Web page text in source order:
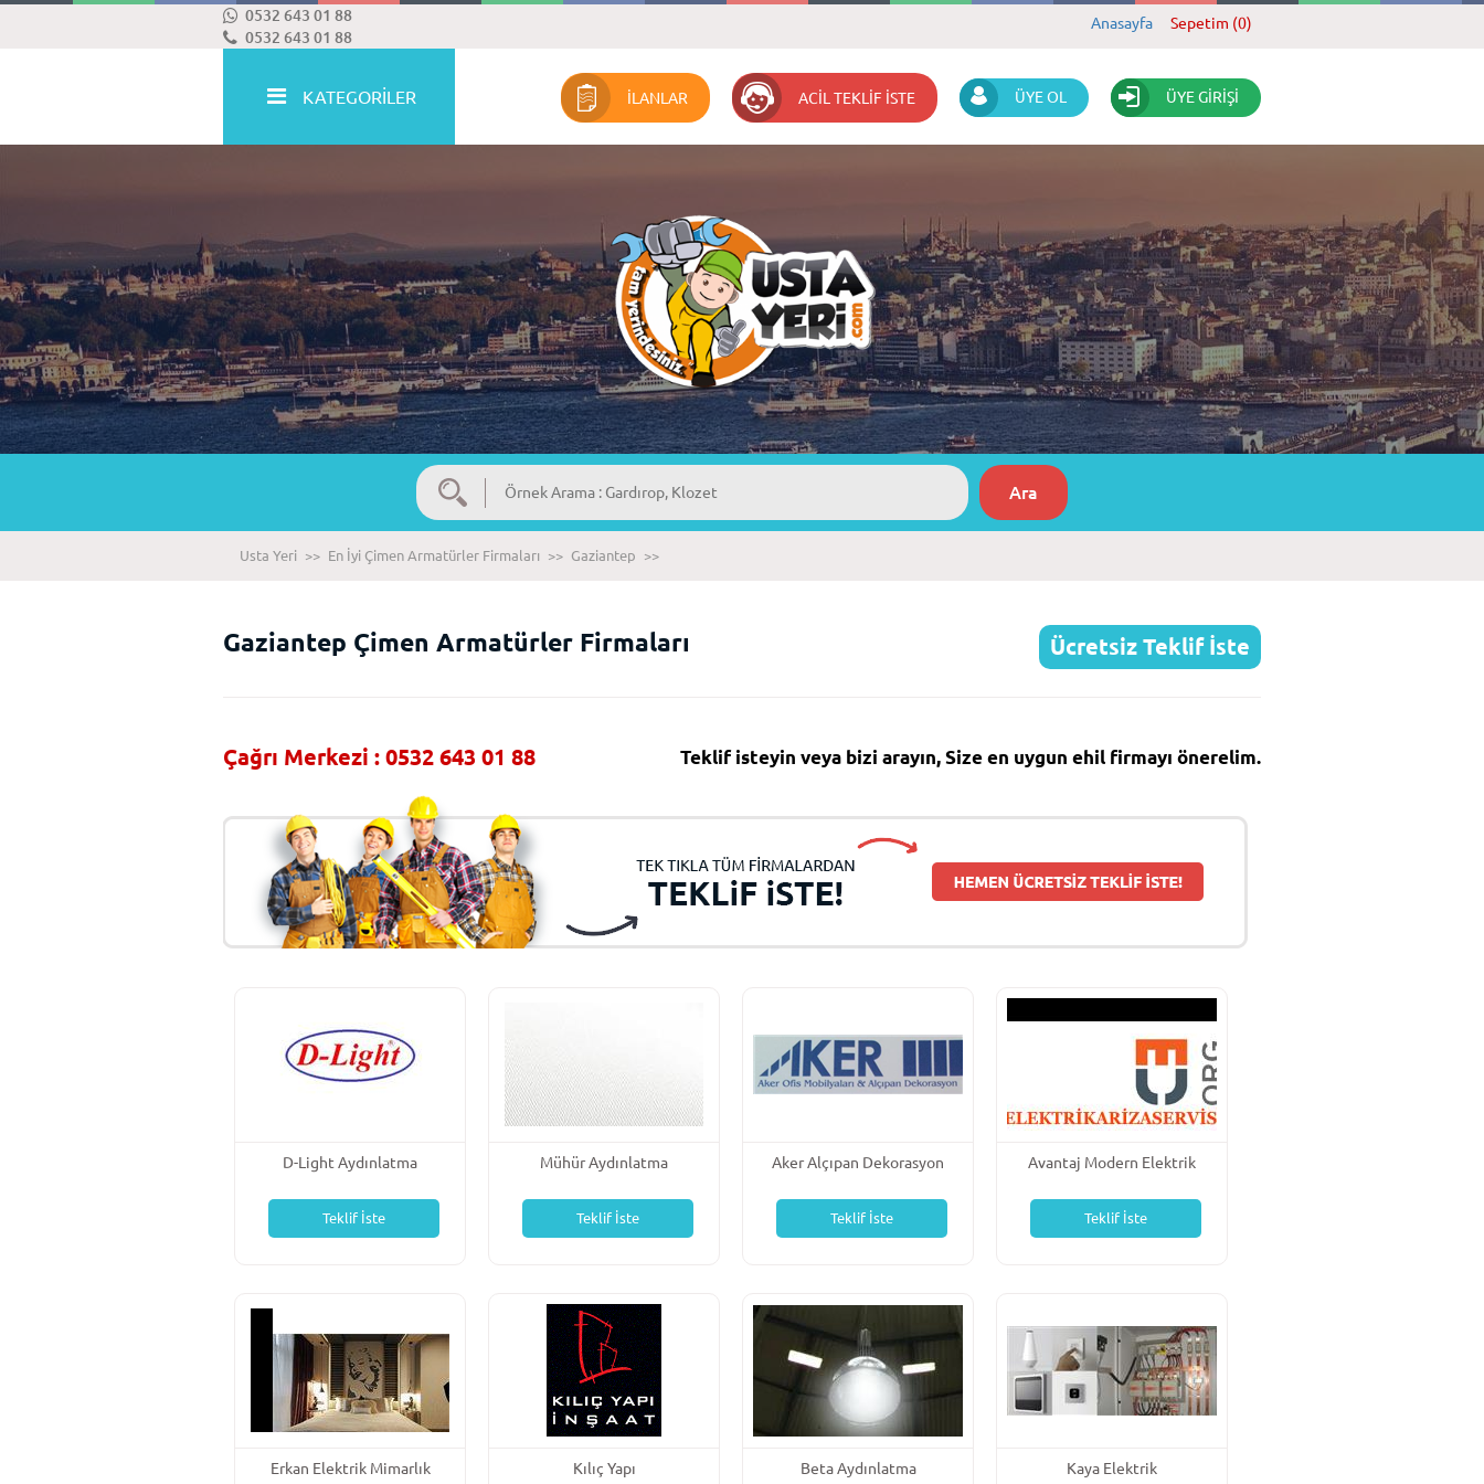
0532 643 01 88
0532 643 01 88
Anasayfa Sepetim (0)
KATEGORİLER İLANLAR ACİL TEKLİF İSTE ÜYE OL ÜYE GİRİŞİ
Usta Yeri >> En İyi Çimen Armatürler Firmaları >> Gaziantep >>
Gaziantep Çimen Armatürler Firmaları Ücretsiz Teklif İste
Çağrı Merkezi : 0532 643 01 88 Teklif isteyin veya bizi arayın, Size en uygun ehil firmayı önerelim.
D-Light Aydınlatma
Teklif İste
Mühür Aydınlatma
Teklif İste
Aker Alçıpan Dekorasyon
Teklif İste
Avantaj Modern Elektrik
Teklif İste
Erkan Elektrik Mimarlık Kılıç Yapı Beta Aydınlatma Kaya Elektrik